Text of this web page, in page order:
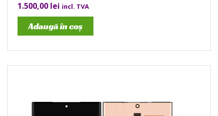
1.500,00 lei incl. TVA
Adaugă în coș